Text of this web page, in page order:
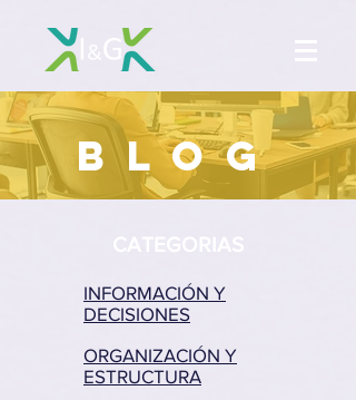
BLOG
INFORMACIÓN Y
DECISIONES
ORGANIZACIÓN Y
ESTRUCTURA